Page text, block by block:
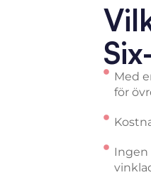
Med
för
Ingen